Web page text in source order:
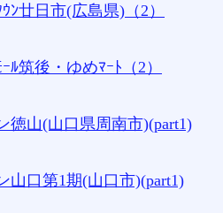
ﾝ廿日市(広島県)（2）
ﾙ筑後・ゆめﾏｰﾄ（2）
徳山(山口県周南市)(part1)
山口第1期(山口市)(part1)